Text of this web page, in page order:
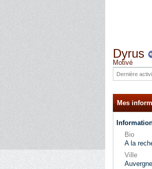
Dyrus
Motivé
Dernière
Mes
Bio
A la
Ville